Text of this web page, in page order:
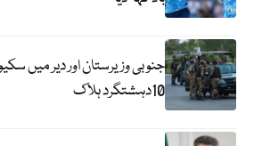
جنوبی وزیرستان اور دیر میں
10دہشتگرد ہلاک